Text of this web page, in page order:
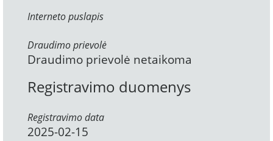
Interneto puslapis
Draudimo prievolė
Draudimo prievolė netaikoma
Registravimo duomenys
Registravimo data
2025-02-15